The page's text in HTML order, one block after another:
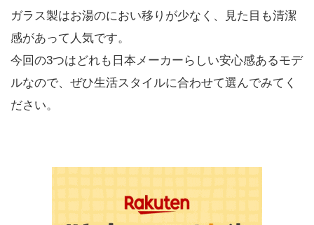
ガラス製はお湯のにおい移りが少なく、見た目も清潔
感があって人気です。
今回の3つはどれも日本メーカーらしい安心感あるモデ
ルなので、ぜひ生活スタイルに合わせて選んでみてく
ださい。